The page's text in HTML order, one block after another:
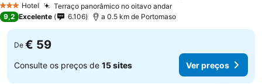
3 EstrelasHotel Terraço panorâmico no oitavo andarVer preços
9,2 Excelente 6.106 a 0.5 km de Portomaso
De € 59
Consulte os preços de 15 sites Ver preços